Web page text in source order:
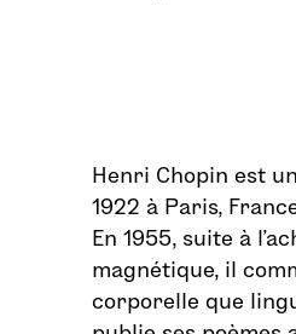
Henri Chopin est
1922 à Paris,
En 1955, suite à
magnétique, il
corporelle que